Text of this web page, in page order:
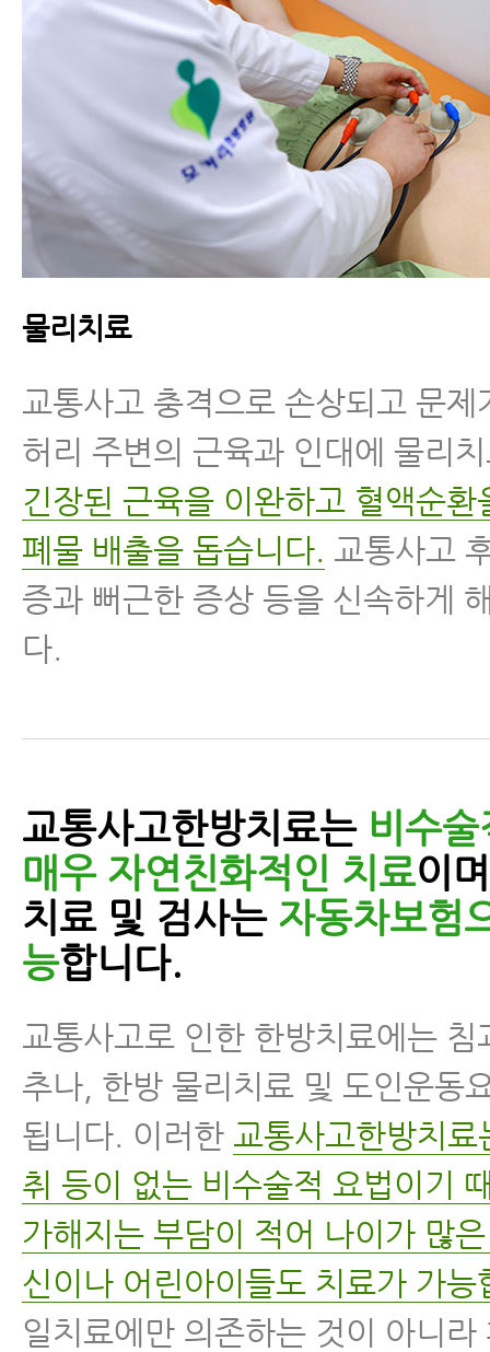
물리치료
교통사고 충격으로 손상되고 문제
허리 주변의 근육과 인대에 물리
긴장된 근육을 이완하고 혈액순환
폐물 배출을 돕습니다. 교통사고
증과 뻐근한 증상 등을 신속하게
다.
교통사고한방치료는 비수
매우 자연친화적인 치료이
치료 및 검사는 자동차보험
능합니다.
교통사고로 인한 한방치료에는
추나, 한방 물리치료 및 도인운동
됩니다. 이러한 교통사고한방치료
취 등이 없는 비수술적 요법이기
가해지는 부담이 적어 나이가 많
신이나 어린아이들도 치료가 가능
일치료에만 의존하는 것이 아니라